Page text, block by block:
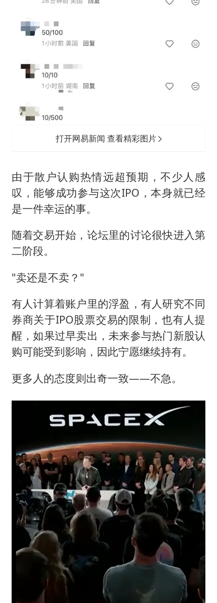
打开网易新闻 查看精彩图片
由于散户认购热情远超预期，不少人感
叹，能够成功参与这次IPO，本身就已经
是一件幸运的事。
随着交易开始，论坛里的讨论很快进入第
二阶段。
"卖还是不卖？"
有人计算着账户里的浮盈，有人研究不同
券商关于IPO股票交易的限制，也有人提
醒，如果过早卖出，未来参与热门新股认
购可能受到影响，因此宁愿继续持有。
更多人的态度则出奇一致——不急。